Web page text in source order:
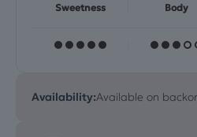
Sweetness Body
Availability:Available on